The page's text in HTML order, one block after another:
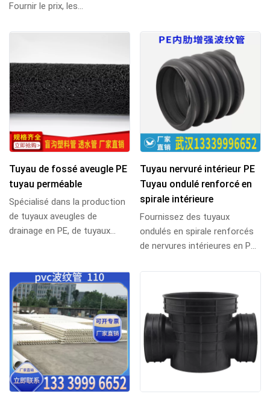
Fournir le prix, les
paramètres des tuyaux...
Tuyau de fossé aveugle PE
tuyau perméable
Spécialisé dans la production
de tuyaux aveugles de
drainage en PE, de tuyaux
Tuyau nervuré intérieur PE
Tuyau ondulé renforcé en
spirale intérieure
Fournissez des tuyaux
ondulés en spirale renforcés
de nervures intérieures en PE,
de nervur...